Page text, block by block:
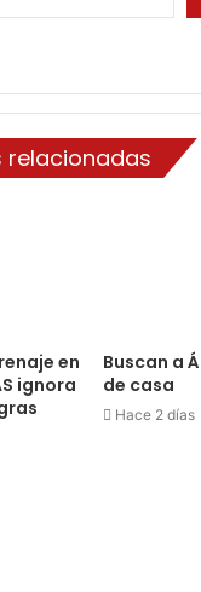
relacionadas
en
ignora
Buscan a
de casa
Hace 2 días